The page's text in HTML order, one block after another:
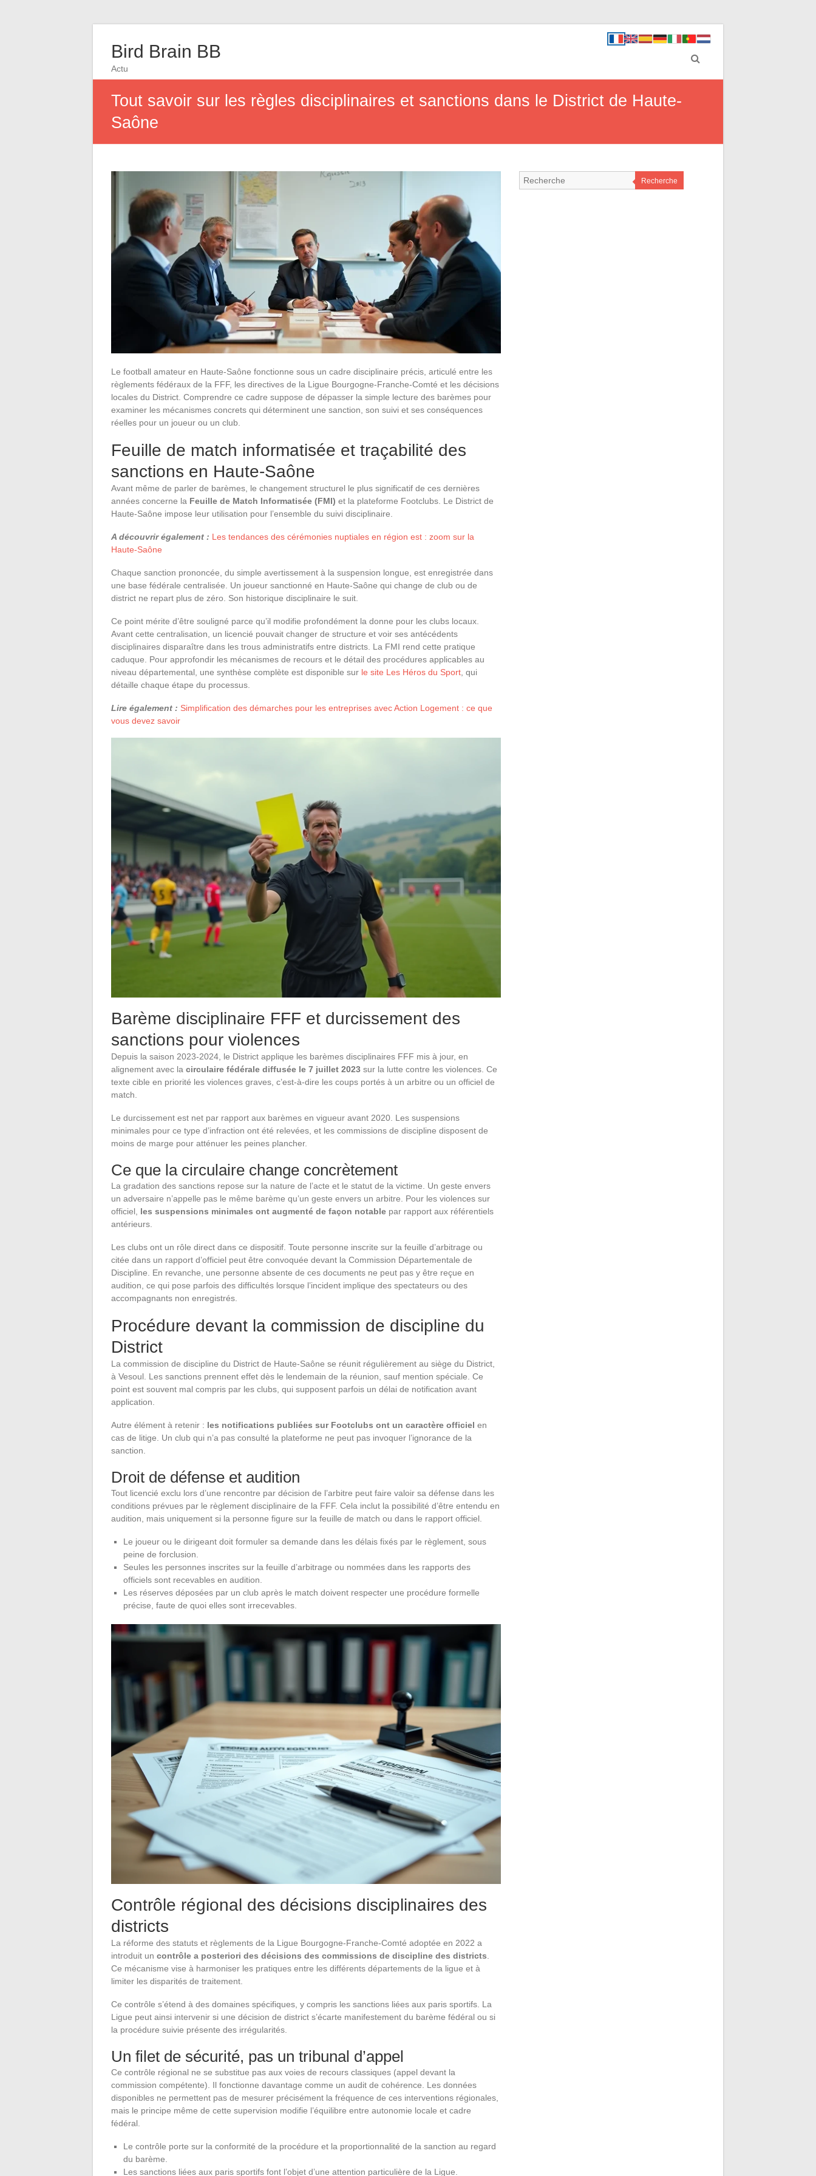
Bird Brain BB
Actu
Tout savoir sur les règles disciplinaires et sanctions dans le District de Haute-
Saône
Le football amateur en Haute-Saône fonctionne sous un cadre disciplinaire précis, articulé entre les
règlements fédéraux de la FFF, les directives de la Ligue Bourgogne-Franche-Comté et les décisions
locales du District. Comprendre ce cadre suppose de dépasser la simple lecture des barèmes pour
examiner les mécanismes concrets qui déterminent une sanction, son suivi et ses conséquences
réelles pour un joueur ou un club.
Feuille de match informatisée et traçabilité des
sanctions en Haute-Saône
Avant même de parler de barèmes, le changement structurel le plus significatif de ces dernières
années concerne la Feuille de Match Informatisée (FMI) et la plateforme Footclubs. Le District de
Haute-Saône impose leur utilisation pour l’ensemble du suivi disciplinaire.
A découvrir également : Les tendances des cérémonies nuptiales en région est : zoom sur la
Haute-Saône
Chaque sanction prononcée, du simple avertissement à la suspension longue, est enregistrée dans
une base fédérale centralisée. Un joueur sanctionné en Haute-Saône qui change de club ou de
district ne repart plus de zéro. Son historique disciplinaire le suit.
Ce point mérite d’être souligné parce qu’il modifie profondément la donne pour les clubs locaux.
Avant cette centralisation, un licencié pouvait changer de structure et voir ses antécédents
disciplinaires disparaître dans les trous administratifs entre districts. La FMI rend cette pratique
caduque. Pour approfondir les mécanismes de recours et le détail des procédures applicables au
niveau départemental, une synthèse complète est disponible sur le site Les Héros du Sport , qui
détaille chaque étape du processus.
Lire également : Simplification des démarches pour les entreprises avec Action Logement : ce que
vous devez savoir
Barème disciplinaire FFF et durcissement des
sanctions pour violences
Depuis la saison 2023-2024, le District applique les barèmes disciplinaires FFF mis à jour, en
alignement avec la circulaire fédérale diffusée le 7 juillet 2023 sur la lutte contre les violences. Ce
texte cible en priorité les violences graves, c’est-à-dire les coups portés à un arbitre ou un officiel de
match.
Le durcissement est net par rapport aux barèmes en vigueur avant 2020. Les suspensions
minimales pour ce type d’infraction ont été relevées, et les commissions de discipline disposent de
moins de marge pour atténuer les peines plancher.
Ce que la circulaire change concrètement
La gradation des sanctions repose sur la nature de l’acte et le statut de la victime. Un geste envers
un adversaire n’appelle pas le même barème qu’un geste envers un arbitre. Pour les violences sur
officiel, les suspensions minimales ont augmenté de façon notable par rapport aux référentiels
antérieurs.
Les clubs ont un rôle direct dans ce dispositif. Toute personne inscrite sur la feuille d’arbitrage ou
citée dans un rapport d’officiel peut être convoquée devant la Commission Départementale de
Discipline. En revanche, une personne absente de ces documents ne peut pas y être reçue en
audition, ce qui pose parfois des difficultés lorsque l’incident implique des spectateurs ou des
accompagnants non enregistrés.
Procédure devant la commission de discipline du
District
La commission de discipline du District de Haute-Saône se réunit régulièrement au siège du District,
à Vesoul. Les sanctions prennent effet dès le lendemain de la réunion, sauf mention spéciale. Ce
point est souvent mal compris par les clubs, qui supposent parfois un délai de notification avant
application.
Autre élément à retenir : les notifications publiées sur Footclubs ont un caractère officiel en
cas de litige. Un club qui n’a pas consulté la plateforme ne peut pas invoquer l’ignorance de la
sanction.
Droit de défense et audition
Tout licencié exclu lors d’une rencontre par décision de l’arbitre peut faire valoir sa défense dans les
conditions prévues par le règlement disciplinaire de la FFF. Cela inclut la possibilité d’être entendu en
audition, mais uniquement si la personne figure sur la feuille de match ou dans le rapport officiel.
Le joueur ou le dirigeant doit formuler sa demande dans les délais fixés par le règlement, sous
peine de forclusion.
Seules les personnes inscrites sur la feuille d’arbitrage ou nommées dans les rapports des
officiels sont recevables en audition.
Les réserves déposées par un club après le match doivent respecter une procédure formelle
précise, faute de quoi elles sont irrecevables.
Contrôle régional des décisions disciplinaires des
districts
La réforme des statuts et règlements de la Ligue Bourgogne-Franche-Comté adoptée en 2022 a
introduit un contrôle a posteriori des décisions des commissions de discipline des districts
Ce mécanisme vise à harmoniser les pratiques entre les différents départements de la ligue et à
limiter les disparités de traitement.
Ce contrôle s’étend à des domaines spécifiques, y compris les sanctions liées aux paris sportifs. La
Ligue peut ainsi intervenir si une décision de district s’écarte manifestement du barème fédéral ou si
la procédure suivie présente des irrégularités.
Un filet de sécurité, pas un tribunal d’appel
Ce contrôle régional ne se substitue pas aux voies de recours classiques (appel devant la
commission compétente). Il fonctionne davantage comme un audit de cohérence. Les données
disponibles ne permettent pas de mesurer précisément la fréquence de ces interventions régionales,
mais le principe même de cette supervision modifie l’équilibre entre autonomie locale et cadre
fédéral.
Le contrôle porte sur la conformité de la procédure et la proportionnalité de la sanction au regard
du barème.
Les sanctions liées aux paris sportifs font l’objet d’une attention particulière de la Ligue.
Recherche